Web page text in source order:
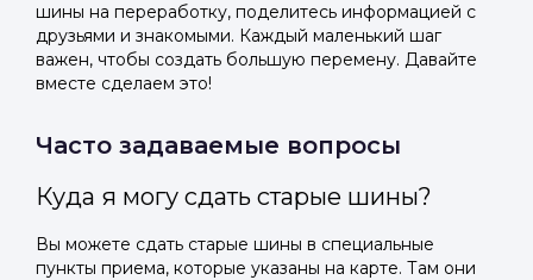
шины на переработку, поделитесь информацией с
друзьями и знакомыми. Каждый маленький шаг
важен, чтобы создать большую перемену. Давайте
вместе сделаем это!
Часто задаваемые вопросы
Куда я могу сдать старые шины?
Вы можете сдать старые шины в специальные
пункты приема, которые указаны на карте. Там они